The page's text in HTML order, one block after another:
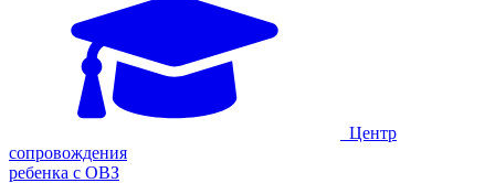
Центр
сопровождения
ребенка с ОВЗ